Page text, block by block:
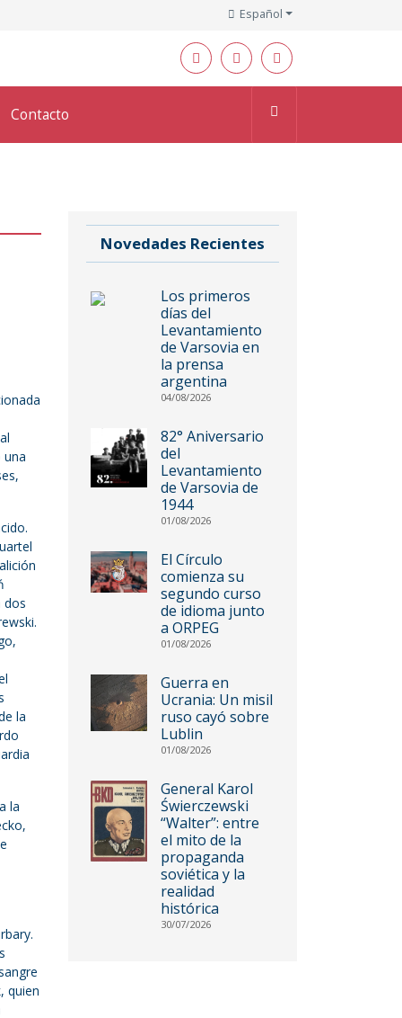
Español
Contacto
una
dos
la
la
quien
Novedades Recientes
Los primeros
días del
Levantamiento
de Varsovia en
la prensa
argentina
04/08/2026
82° Aniversario
del
Levantamiento
de Varsovia de
1944
01/08/2026
El Círculo
comienza su
segundo curso
de idioma junto
a ORPEG
01/08/2026
Guerra en
Ucrania: Un misil
ruso cayó sobre
Lublin
01/08/2026
General Karol
Świerczewski
“Walter”: entre
el mito de la
propaganda
soviética y la
realidad
histórica
30/07/2026